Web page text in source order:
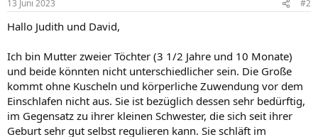
13 Juni 2023 #2
Hallo Judith und David,
Ich bin Mutter zweier Töchter (3 1/2 Jahre und 10 Monate)
und beide könnten nicht unterschiedlicher sein. Die Große
kommt ohne Kuscheln und körperliche Zuwendung vor dem
Einschlafen nicht aus. Sie ist bezüglich dessen sehr bedürftig,
im Gegensatz zu ihrer kleinen Schwester, die sich seit ihrer
Geburt sehr gut selbst regulieren kann. Sie schläft im